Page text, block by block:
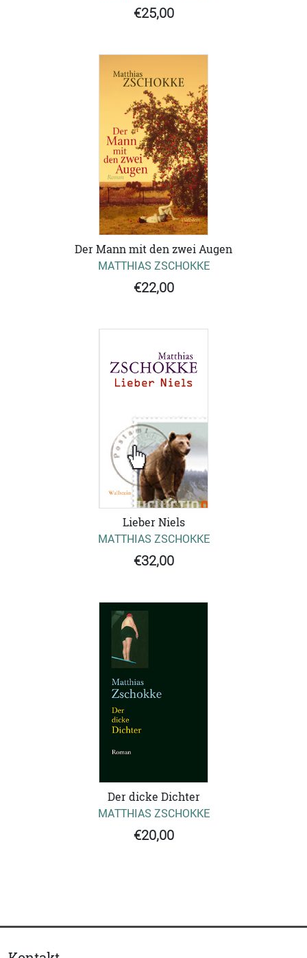
€25,00
Der Mann mit den zwei Augen
MATTHIAS ZSCHOKKE
€22,00
Lieber Niels
MATTHIAS ZSCHOKKE
€32,00
Der dicke Dichter
MATTHIAS ZSCHOKKE
€20,00